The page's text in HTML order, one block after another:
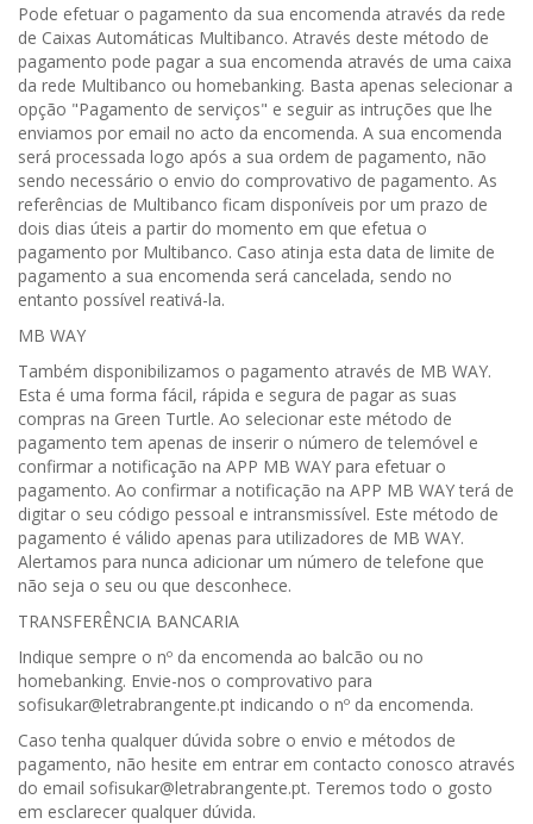
Pode efetuar o pagamento da sua encomenda através da rede
de Caixas Automáticas Multibanco. Através deste método de
pagamento pode pagar a sua encomenda através de uma caixa
da rede Multibanco ou homebanking. Basta apenas selecionar a
opção "Pagamento de serviços" e seguir as intruções que lhe
enviamos por email no acto da encomenda. A sua encomenda
será processada logo após a sua ordem de pagamento, não
sendo necessário o envio do comprovativo de pagamento. As
referências de Multibanco ficam disponíveis por um prazo de
dois dias úteis a partir do momento em que efetua o
pagamento por Multibanco. Caso atinja esta data de limite de
pagamento a sua encomenda será cancelada, sendo no
entanto possível reativá-la.
MB WAY
Também disponibilizamos o pagamento através de MB WAY.
Esta é uma forma fácil, rápida e segura de pagar as suas
compras na Green Turtle. Ao selecionar este método de
pagamento tem apenas de inserir o número de telemóvel e
confirmar a notificação na APP MB WAY para efetuar o
pagamento. Ao confirmar a notificação na APP MB WAY terá de
digitar o seu código pessoal e intransmissível. Este método de
pagamento é válido apenas para utilizadores de MB WAY.
Alertamos para nunca adicionar um número de telefone que
não seja o seu ou que desconhece.
TRANSFERÊNCIA BANCARIA
Indique sempre o nº da encomenda ao balcão ou no
homebanking. Envie-nos o comprovativo para
sofisukar@letrabrangente.pt indicando o nº da encomenda.
Caso tenha qualquer dúvida sobre o envio e métodos de
pagamento, não hesite em entrar em contacto conosco através
do email sofisukar@letrabrangente.pt. Teremos todo o gosto
em esclarecer qualquer dúvida.